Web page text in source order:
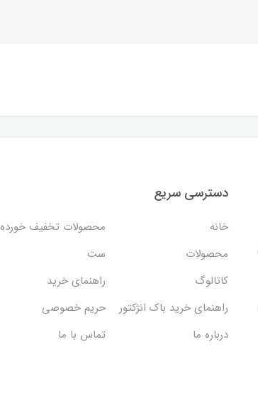
دسترسی سریع
خانه
محصولات تخفیف خورده
محصولات
ست
کاتالوگ
راهنمای خرید
راهنمای خرید باک انژکتور
حریم خصوصی
درباره ما
تماس با ما